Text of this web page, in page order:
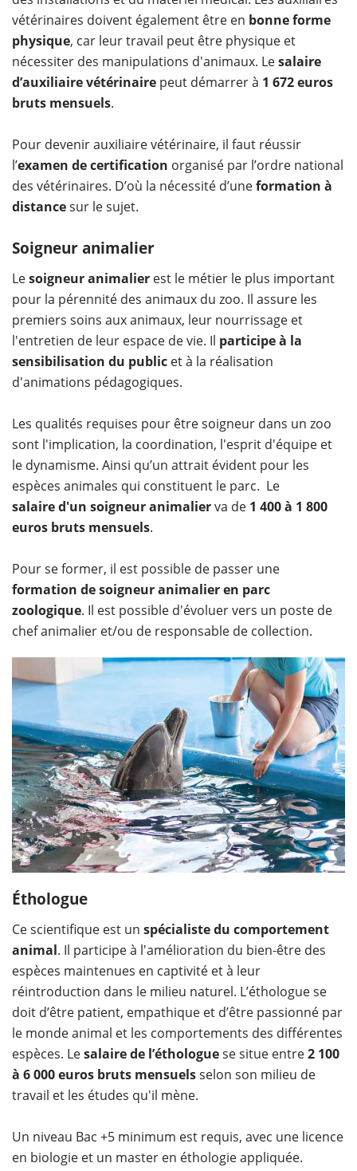
vétérinaires doivent également être en bonne forme
physique, car leur travail peut être physique et
nécessiter des manipulations d'animaux. Lesalaire
d’auxiliaire vétérinaire peut démarrer à 1 672 euros
bruts mensuels.
Pour devenir auxiliaire vétérinaire, il faut réussir
l’examen de certification organisé par l’ordre national
des vétérinaires. D’où la nécessité d’uneformation à
distancesur le sujet.
Soigneur animalier
Lesoigneur animalier est le métier le plus important
pour la pérennité des animaux du zoo. Il assure les
premiers soins aux animaux, leur nourrissage et
l'entretien de leur espace de vie. Il participe à la
sensibilisation du public et à la réalisation
d'animations pédagogiques.
Les qualités requises pour être soigneur dans un zoo
sont l'implication, la coordination, l'esprit d'équipe et
le dynamisme. Ainsi qu’un attrait évident pour les
espèces animales qui constituent le parc. Le
salaire d'un soigneur animalierva de 1 400 à 1 800
euros bruts mensuels.
Pour se former, il est possible de passer une
formation de soigneur animalier en parc
zoologique. Il est possible d'évoluer vers un poste de
chef animalier et/ou de responsable de collection.
Éthologue
Ce scientifique est un spécialiste du comportement
animal. Il participe à l'amélioration du bien-être des
espèces maintenues en captivité et à leur
réintroduction dans le milieu naturel. L’éthologue se
doit d’être patient, empathique et d’être passionné par
le monde animal et les comportements des différentes
espèces. Lesalaire de l’éthologuese situe entre2 100
à 6 000 euros bruts mensuelsselon son milieu de
travail et les études qu'il mène.
Un niveau Bac +5 minimum est requis, avec une licence
en biologie et un master en éthologie appliquée.